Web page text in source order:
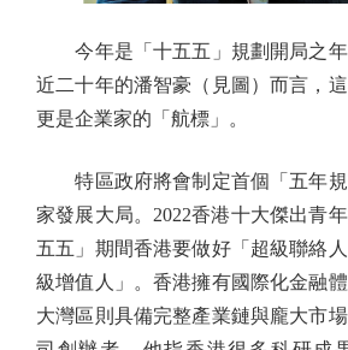
今年是「十五五」規劃開局之年
近二十年的潘智豪（見圖）而言，
更是企業家的「航標」。
特區政府將會制定首個「五年規
家發展大局。2022香港十大傑出青
五五」期間香港要做好「超級聯絡
級增值人」。香港擁有國際化金融
大灣區則具備完整產業鏈與龐大市